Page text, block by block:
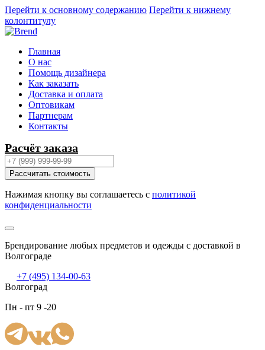
Перейти к основному содержанию Перейти к нижнему
колонтитулу
Главная
О нас
Помощь дизайнера
Как заказать
Доставка и оплата
Оптовикам
Партнерам
Контакты
Расчёт заказа
Рассчитать стоимость
Нажимая кнопку вы соглашаетесь с политикой
конфиденциальности
Брендирование любых предметов и одежды с доставкой в
Волгограде
+7 (495) 134-00-63
Волгоград
Пн - пт 9 -20